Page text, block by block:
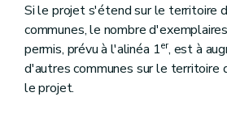
Si le projet s'étend sur le territoire
communes, le nombre
permis, prévu à l'alinéa 1er, est à
d'autres communes sur le
le projet.